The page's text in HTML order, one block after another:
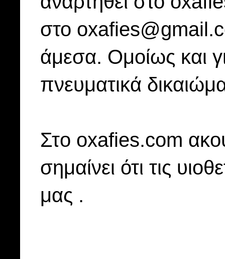
στο
άμεσα. Ομοίως και
πνευματικά
Στo oxafies.com
σημαίνει ότι τις
μας .